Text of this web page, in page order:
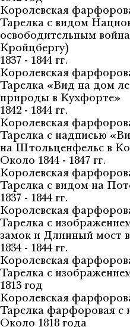
Королевская
Тарелка с видом
освободительным
Кройцбергу)
1837 - 1844 гг.
Королевская
Тарелка «Вид на дом
природы в Кухфорте»
1842 - 1844 гг.
Королевская
Тарелка с надписью
на Штольценфельс в
Около 1844 - 1847 гг.
Королевская
Тарелка с видом на
1837 - 1844 гг.
Королевская
Тарелка с
замок и Длинный мост
1834 - 1844 гг.
Королевская
Тарелка с
1813 год
Королевская
Тарелка фарфоровая с
Около 1818 года